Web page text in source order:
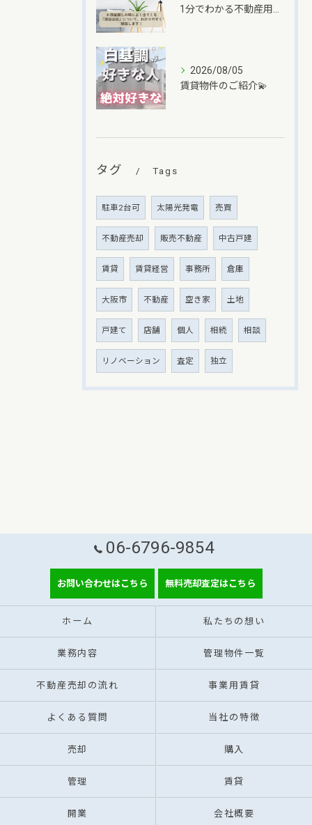
2026/08/05
賃貸物件のご紹介💫
タグ Tags
駐車2台可 太陽光発電 売買
不動産売却 販売不動産 中古戸建
賃貸 賃貸経営 事務所 倉庫
大阪市 不動産 空き家 土地
戸建て 店舗 個人 相続 相談
リノベーション 査定 独立
06-6796-9854
お問い合わせはこちら 無料売却査定はこちら
ホーム 私たちの想い
業務内容 管理物件一覧
不動産売却の流れ 事業用賃貸
よくある質問 当社の特徴
売却 購入
管理 賃貸
開業 会社概要